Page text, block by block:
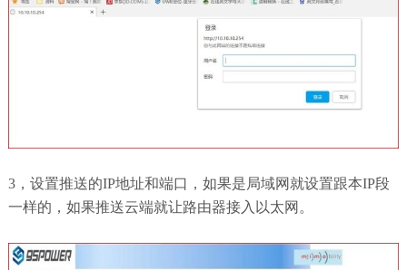
3，设置推送的IP地址和端口，如果是局域网就设置跟本IP段
一样的，如果推送云端就让路由器接入以太网。